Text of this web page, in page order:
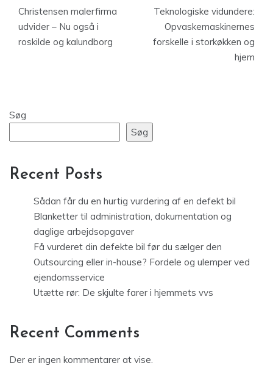
Christensen malerfirma
udvider – Nu også i
roskilde og kalundborg
Teknologiske vidundere:
Opvaskemaskinernes
forskelle i storkøkken og
hjem
Søg
Søg
Recent Posts
Sådan får du en hurtig vurdering af en defekt bil
Blanketter til administration, dokumentation og
daglige arbejdsopgaver
Få vurderet din defekte bil før du sælger den
Outsourcing eller in-house? Fordele og ulemper ved
ejendomsservice
Utætte rør: De skjulte farer i hjemmets vvs
Recent Comments
Der er ingen kommentarer at vise.